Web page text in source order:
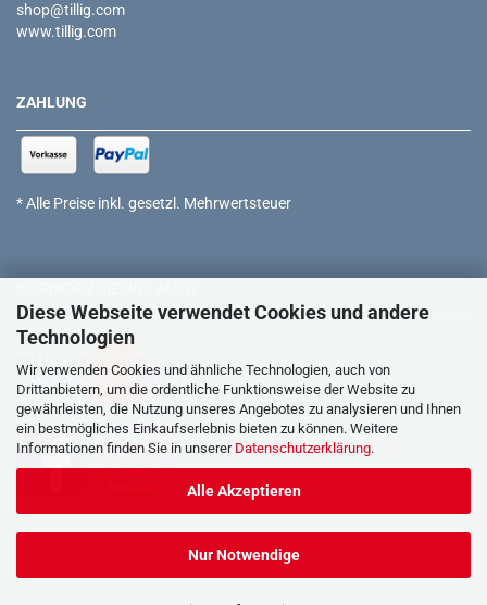
Diese Webseite verwendet Cookies und andere
Technologien
Wir verwenden Cookies und ähnliche Technologien, auch von
Drittanbietern, um die ordentliche Funktionsweise der Website zu
gewährleisten, die Nutzung unseres Angebotes zu analysieren und Ihnen
ein bestmögliches Einkaufserlebnis bieten zu können. Weitere
Informationen finden Sie in unserer Datenschutzerklärung.
Alle Akzeptieren
Nur Notwendige
shop@tillig.com
www.tillig.com
ZAHLUNG
* Alle Preise inkl. gesetzl. Mehrwertsteuer